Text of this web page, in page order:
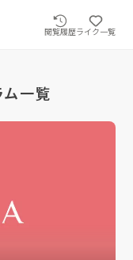
閲覧履歴ライク一覧
一覧